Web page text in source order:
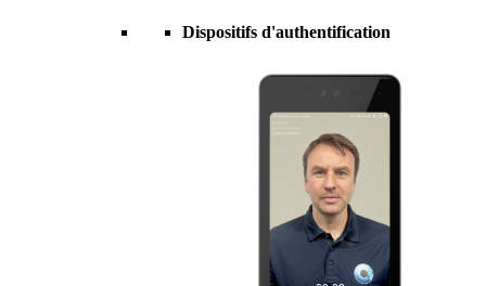
Dispositifs d'authentification